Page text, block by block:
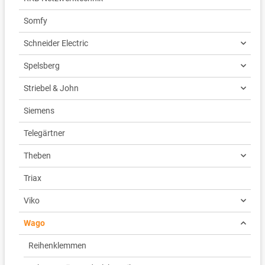
Somfy
Schneider Electric
Spelsberg
Striebel & John
Siemens
Telegärtner
Theben
Triax
Viko
Wago
Reihenklemmen